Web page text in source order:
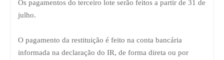
Os pagamentos do terceiro lote serão feitos a partir de 31 de
julho.
O pagamento da restituição é feito na conta bancária
informada na declaração do IR, de forma direta ou por